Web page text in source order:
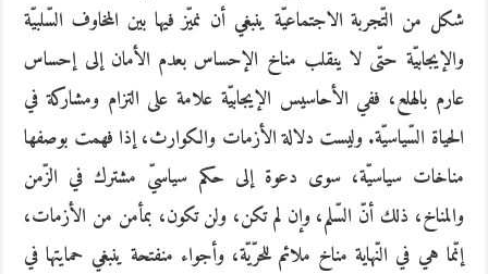
شكل من التّجربة الاجتماعيّة ينبغي أن نميّز فيها بين المخاوف السّلبيّة
والإيجابيّة حتّى لا ينقلب مناخ الإحساس بعدم الأمان إلى إحساس
عارم بالهلع، ففي الأحاسيس الإيجابيّة علامة على التزام ومشاركة في
الحياة السّياسيّة. وليست دلالة الأزمات والكوارث، إذا فهمت بوصفها
مناخات سياسيّة، سوى دعوة إلى حكم سياسيّ مشترك في الزّمن
والمناخ، ذلك أنّ السّلم، وإن لم تكن، ولن تكون، بمأمن من الأزمات،
إنّما هي في النّهاية مناخ ملائم للحرّيّة، وأجواء منفتحة ينبغي حمايتها في